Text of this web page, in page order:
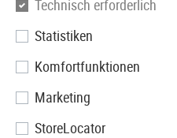
Source
WXP 3L Storm
System
Technisch erforderlich
Statistiken
Komfortfunktionen
Marketing
StoreLocator